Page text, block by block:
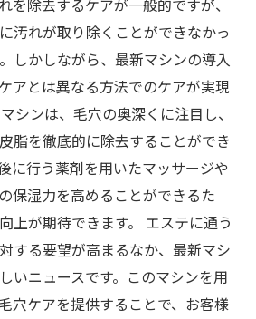
を除去するケアが一般的ですが、
汚れが取り除くことができなかっ
しかしながら、最新マシンの導入
アとは異なる方法でのケアが実現
シンは、毛穴の奥深くに注目し、
脂を徹底的に除去することができ
に行う薬剤を用いたマッサージや
保湿力を高めることができるた
上が期待できます。 エステに通う
する要望が高まるなか、最新マシ
いニュースです。このマシンを用
穴ケアを提供することで、お客様